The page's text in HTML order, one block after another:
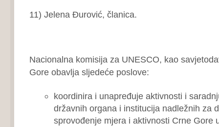
11) Jelena Đurović, članica.
Nacionalna komisija za UNESCO, kao
Gore obavlja sljedeće poslove:
koordinira i unapređuje aktivnosti i
državnih organa i institucija nadležnih za
sprovođenje mjera i aktivnosti Crne Gore